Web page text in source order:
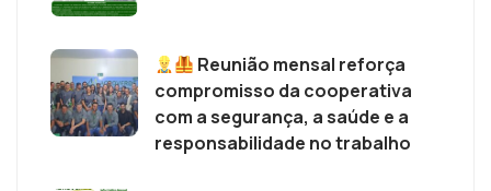
Reunião mensal reforça
compromisso da cooperativa
com a segurança, a saúde e a
responsabilidade no trabalho